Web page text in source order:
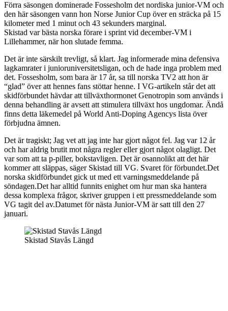
Förra säsongen dominerade Fossesholm det nordiska junior-VM och
den här säsongen vann hon Norse Junior Cup över en sträcka på 15
kilometer med 1 minut och 43 sekunders marginal.
Skistad var bästa norska förare i sprint vid december-VM i
Lillehammer, när hon slutade femma.
Det är inte särskilt trevligt, så klart. Jag informerade mina defensiva
lagkamrater i junioruniversitetsligan, och de hade inga problem med
det. Fossesholm, som bara är 17 år, sa till norska TV2 att hon är
“glad” över att hennes fans stöttar henne. I VG-artikeln står det att
skidförbundet hävdar att tillväxthormonet Genotropin som används i
denna behandling är avsett att stimulera tillväxt hos ungdomar. Ändå
finns detta läkemedel på World Anti-Doping Agencys lista över
förbjudna ämnen.
Det är tragiskt; Jag vet att jag inte har gjort något fel. Jag var 12 år
och har aldrig brutit mot några regler eller gjort något olagligt. Det
var som att ta p-piller, bokstavligen. Det är osannolikt att det här
kommer att släppas, säger Skistad till VG. Svaret för förbundet.Det
norska skidförbundet gick ut med ett varningsmeddelande på
söndagen.Det har alltid funnits enighet om hur man ska hantera
dessa komplexa frågor, skriver gruppen i ett pressmeddelande som
VG tagit del av.Datumet för nästa Junior-VM är satt till den 27
januari.
Skistad Stavås Längd